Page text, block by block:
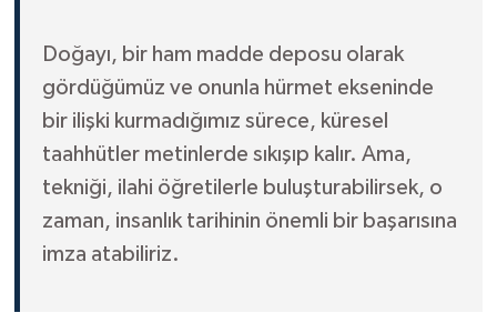
Doğayı, bir ham madde deposu olarak
gördüğümüz ve onunla hürmet ekseninde
bir ilişki kurmadığımız sürece, küresel
taahhütler metinlerde sıkışıp kalır. Ama,
tekniği, ilahi öğretilerle buluşturabilirsek, o
zaman, insanlık tarihinin önemli bir başarısına
imza atabiliriz.